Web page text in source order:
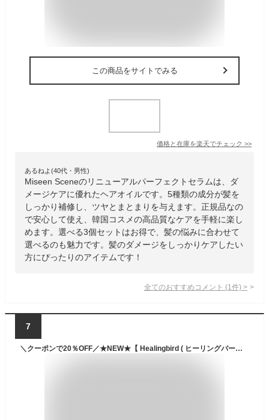
この商品をサイトでみる
価格と在庫を楽天でチェック >>
あるねよ(40代・男性)
Miseen Sceneのリニューアルパーフェクトセラムは、ダ
メージケアに優れたヘアオイルです。5種類の成分が髪を
しっかり補修し、ツヤとまとまりを与えます。正規品なの
で安心して使え、韓国コスメの高品質なケアを手軽に楽し
めます。選べる3個セットはお得で、髪の悩みに合わせて
選べるのも魅力です。髪のダメージをしっかりケアしたい
方にぴったりのアイテムです！
全てのおすすめコメント (1 件) >
7
＼クーポンで20％OFF／★NEW★【 Healingbird ( ヒーリングバード ) 公式 】 リバイブ リペア ヘア オイル ・ ウルトラ プロテイン ヘア オイル ｜ 流さない ダメージ ケア 簡単 いい香り 毛先 べたつかない サラサラ